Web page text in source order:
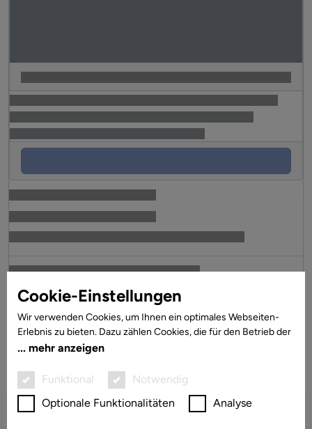
Cookie-Einstellungen
Wir verwenden Cookies, um Ihnen ein optimales Webseiten-
Erlebnis zu bieten. Dazu zählen Cookies, die für den Betrieb der
Seite und für die Steuerung unserer kommerziellen
zu anonymen Statistikzwecken, für Komforteinstellungen oder
zur Anzeige personalisierter Inhalte genutzt werden. Sie
können selbst entscheiden, welche Kategorien Sie zulassen
mehr anzeigen
Funktional
Notwendig
Optionale Funktionalitäten
Analyse
Fahrzeuge pro Seite